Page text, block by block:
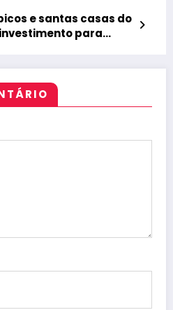
e santas casas do
para